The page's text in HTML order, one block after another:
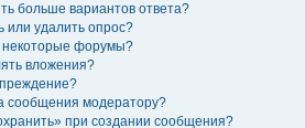
больше вариантов ответа?
или удалить опрос?
некоторые форумы?
вложения?
сообщения модератору?
при создании сообщения?